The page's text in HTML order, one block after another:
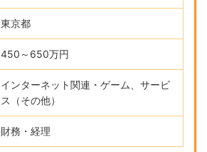
東京都
450～650万円
インターネット関連・ゲーム、サービ
ス（その他）
財務・経理